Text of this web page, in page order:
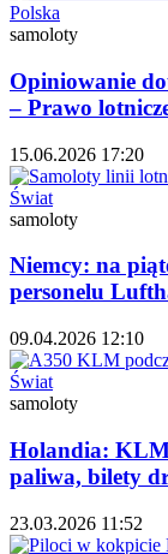
Polska
samoloty
Opiniowanie
– Prawo
15.06.2026 17:20
Świat
samoloty
Niemcy: na
personelu
09.04.2026 12:10
Świat
samoloty
Holandia: KLM
paliwa, bilety
23.03.2026 11:52